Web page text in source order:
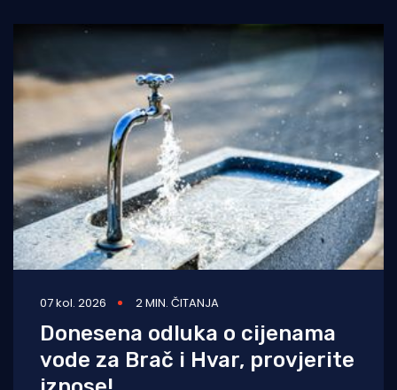
07 kol. 2026 2 MIN. ČITANJA
Donesena odluka o cijenama
vode za Brač i Hvar, provjerite